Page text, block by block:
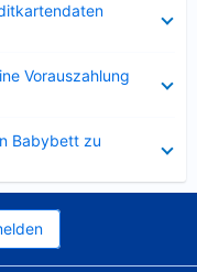
Vorauszahlung
Babybett zu